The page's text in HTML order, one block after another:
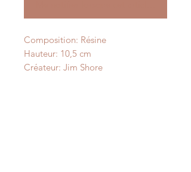
Composition: Résine
Hauteur: 10,5 cm
Créateur: Jim Shore